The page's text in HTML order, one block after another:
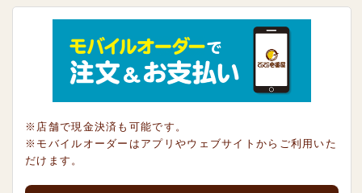
※店舗で現金決済も可能です。
※モバイルオーダーはアプリやウェブサイトからご利用いた
だけます。